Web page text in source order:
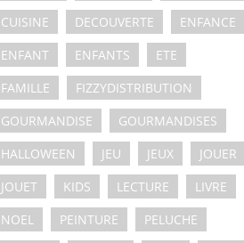
CUISINE
DECOUVERTE
ENFANCE
ENFANT
ENFANTS
ETE
FAMILLE
FIZZYDISTRIBUTION
GOURMANDISE
GOURMANDISES
HALLOWEEN
JEU JEUX
JOUER
JOUET
KIDS LECTURE
LIVRE
NOEL
PEINTURE
PELUCHE